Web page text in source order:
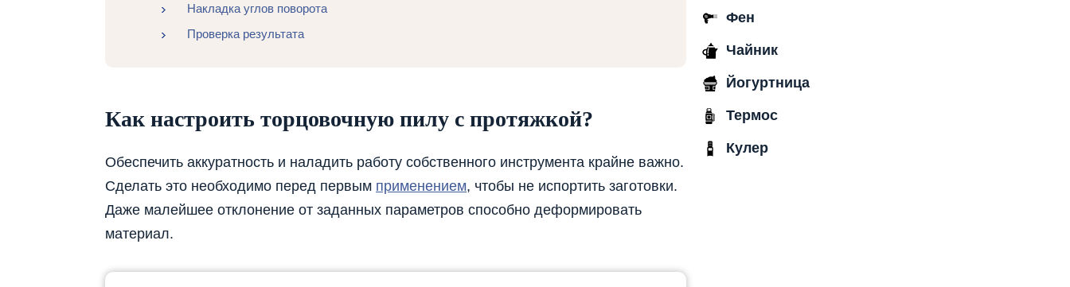
Накладка углов поворота
Проверка результата
Как настроить торцовочную пилу с протяжкой?
Обеспечить аккуратность и наладить работу собственного инструмента крайне важно.
Сделать это необходимо перед первым применением, чтобы не испортить заготовки.
Даже малейшее отклонение от заданных параметров способно деформировать
материал.
Фен
Чайник
Йогуртница
Термос
Кулер